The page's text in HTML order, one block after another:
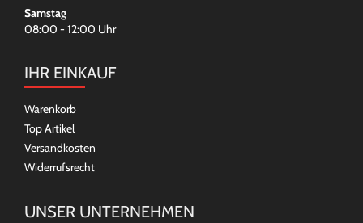
Samstag
08:00 - 12:00 Uhr
IHR EINKAUF
Warenkorb
Top Artikel
Versandkosten
Widerrufsrecht
UNSER UNTERNEHMEN